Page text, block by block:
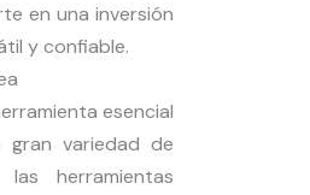
en una inversión
y confiable.
esencial
gran variedad de
herramientas